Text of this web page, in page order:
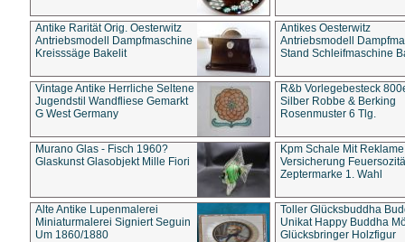
Antike Rarität Orig. Oesterwitz
Antriebsmodell Dampfmaschine
Kreisssäge Bakelit
Antikes Oesterwitz
Antriebsmodell
Stand Schleifmaschine
Vintage Antike Herrliche Seltene
Jugendstil Wandfliese Gemarkt
G West Germany
R&b Vorlegebesteck
Silber Robbe & Berking
Rosenmuster 6 Tlg.
Murano Glas - Fisch 1960?
Glaskunst Glasobjekt Mille Fiori
Kpm Schale Mit Reklame
Versicherung
Zeptermarke 1. Wahl
Alte Antike Lupenmalerei
Miniaturmalerei Signiert Seguin
Um 1860/1880
Toller Glücksbuddha
Unikat Happy Buddha
Glücksbringer Holzfigur